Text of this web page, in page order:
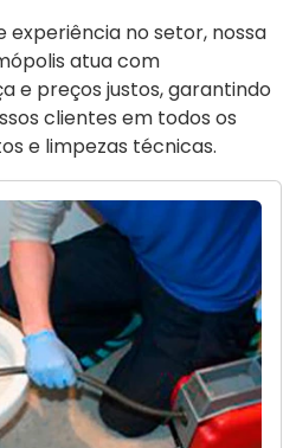
experiência no setor, nossa
atua com
e preços justos, garantindo
clientes em todos os
e limpezas técnicas.